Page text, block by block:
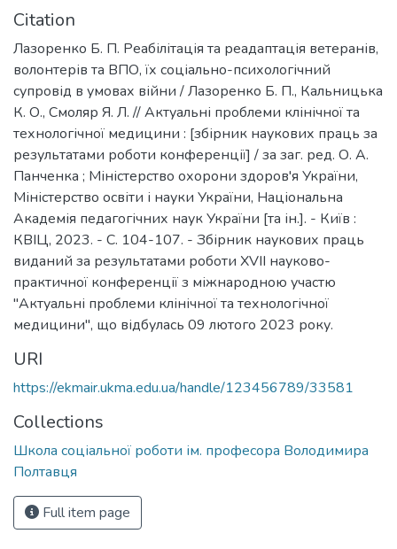
Citation
Лазоренко Б. П. Реабілітація та реадаптація ветеранів,
волонтерів та ВПО, їх соціально-психологічний
супровід в умовах війни / Лазоренко Б. П., Кальницька
К. О., Смоляр Я. Л. // Актуальні проблеми клінічної та
технологічної медицини : [збірник наукових праць за
результатами роботи конференції] / за заг. ред. О. А.
Панченка ; Міністерство охорони здоров'я України,
Міністерство освіти і науки України, Національна
Академія педагогічних наук України [та ін.]. - Київ :
КВІЦ, 2023. - С. 104-107. - Збірник наукових праць
виданий за результатами роботи XVII науково-
практичної конференції з міжнародною участю
"Актуальні проблеми клінічної та технологічної
медицини", що відбулась 09 лютого 2023 року.
URI
https://ekmair.ukma.edu.ua/handle/123456789/33581
Collections
Школа соціальної роботи ім. професора Володимира
Полтавця
Full item page